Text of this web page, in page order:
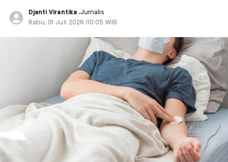
Djanti Virantika ,Jurnalis
Rabu, 01 Juli 2026 |10:05 WIB